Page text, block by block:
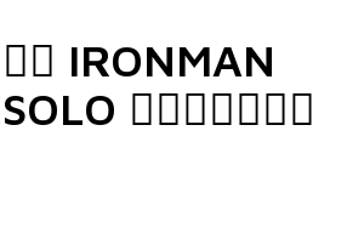
IRONMAN
🏊🏼‍♂🚴‍♂🏃🏼